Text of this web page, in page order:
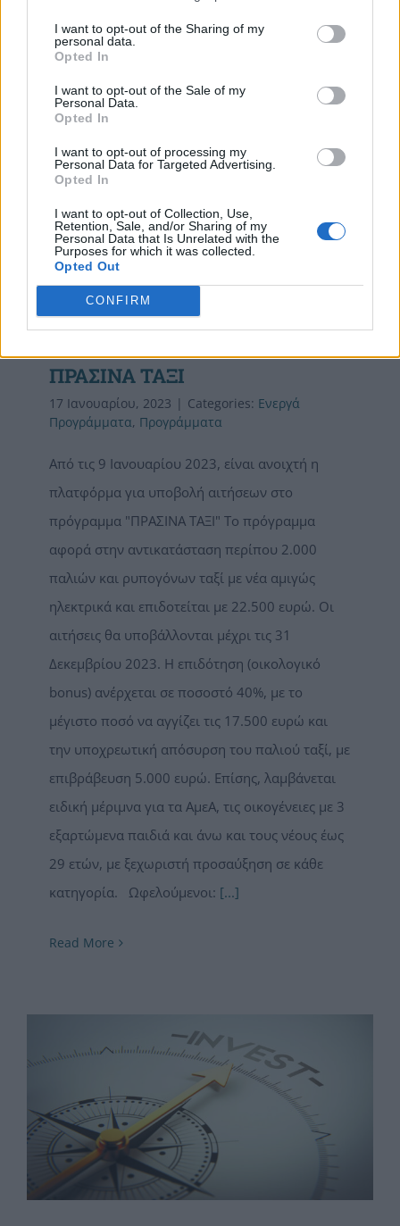
I want to opt-out of the Sharing of my
personal data.
Opted In
I want to opt-out of the Sale of my
Personal Data.
Opted In
I want to opt-out of processing my
Personal Data for Targeted Advertising.
Opted In
I want to opt-out of Collection, Use,
Retention, Sale, and/or Sharing of my
Personal Data that Is Unrelated with the
Purposes for which it was collected.
Opted Out
CONFIRM
Read More
ΠΡΑΣΙΝΑ ΤΑΞΙ
17 Ιανουαρίου, 2023 | Categories: Ενεργά
Προγράμματα, Προγράμματα
Από τις 9 Ιανουαρίου 2023, είναι ανοιχτή η
πλατφόρμα για υποβολή αιτήσεων στο
πρόγραμμα "ΠΡΑΣΙΝΑ ΤΑΞΙ" To πρόγραμμα
αφορά στην αντικατάσταση περίπου 2.000
παλιών και ρυπογόνων ταξί με νέα αμιγώς
ηλεκτρικά και επιδοτείται με 22.500 ευρώ. Οι
αιτήσεις θα υποβάλλονται μέχρι τις 31
Δεκεμβρίου 2023. Η επιδότηση (οικολογικό
bonus) ανέρχεται σε ποσοστό 40%, με το
μέγιστο ποσό να αγγίζει τις 17.500 ευρώ και
την υποχρεωτική απόσυρση του παλιού ταξί, με
επιβράβευση 5.000 ευρώ. Επίσης, λαμβάνεται
ειδική μέριμνα για τα ΑμεΑ, τις οικογένειες με 3
εξαρτώμενα παιδιά και άνω και τους νέους έως
29 ετών, με ξεχωριστή προσαύξηση σε κάθε
κατηγορία. Ωφελούμενοι: [...]
Read More